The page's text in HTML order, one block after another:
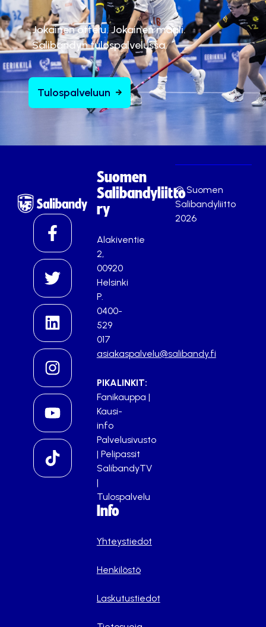
Jokainen ottelu. Jokainen maali.
Salibandyn tulospalvelussa.
Tulospalveluun
Suomen
Salibandyliitto
ry
Alakiventie
2,
00920
Helsinki
P.
0400-
529
017
asiakaspalvelu@salibandy.fi
PIKALINKIT:
Fanikauppa |
Kausi-
info
Palvelusivusto
| Pelipassit
SalibandyTV
|
Tulospalvelu
Info
Yhteystiedot
Henkilöstö
Laskutustiedot
© Suomen
Salibandyliitto
2026